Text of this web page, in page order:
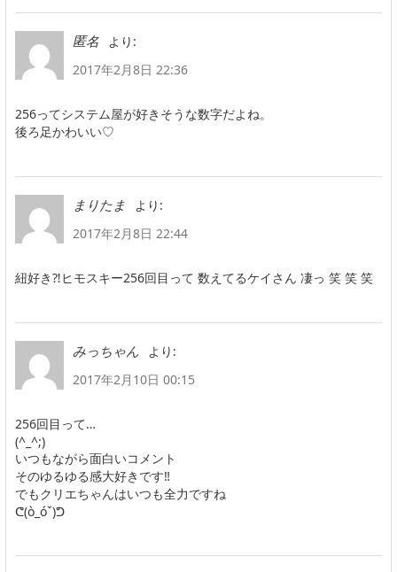
匿名
より:
2017年2月8日 22:36
256ってシステム屋が好きそうな数字だよね。
後ろ足かわいい♡
まりたま
より:
2017年2月8日 22:44
紐好き⁈ヒモスキー256回目って 数えてるケイさん 凄っ 笑 笑 笑
みっちゃん
より:
2017年2月10日 00:15
256回目って…
(^_^;)
いつもながら面白いコメント
そのゆるゆる感大好きです‼️
でもクリエちゃんはいつも全力ですね
ᕦ(ò_óˇ)ᕤ